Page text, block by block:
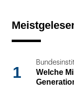
1
Welche